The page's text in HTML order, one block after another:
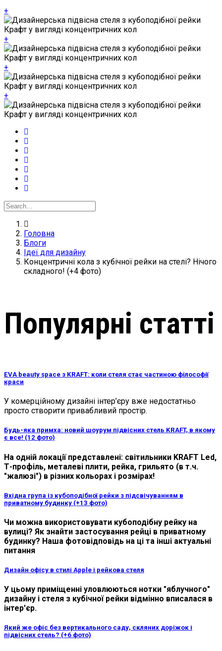
+
+
+
+
Головна
Блоги
Ідеї для дизайну
Концентричні кола з кубічної рейки на стелі? Нічого
складного! (+4 фото)
Популярні статті
EVA beauty space з KRAFT: коли стеля стає частиною філософії
краси
У комерційному дизайні інтер’єру вже недостатньо
просто створити привабливий простір.
Будь-яка примха: новий шоурум підвісних стель KRAFT, в якому
є все! (12 фото)
На одній локації представлені: світильники KRAFT Led,
Т-профіль, металеві плити, рейка, грильято (в т.ч.
"жалюзі") в різних кольорах і розмірах!
Вхідна група із кубоподібної рейки з підсвічуванням в
приватному будинку (+13 фото)
Чи можна використовувати кубоподібну рейку на
вулиці? Як знайти застосування рейці в приватному
будинку? Наша фотовідповідь на ці та інші актуальні
питання
Дизайн офісу в стилі Apple і рейкова стеля
У цьому приміщенні уловлюються нотки "яблучного"
дизайну і стеля з кубічної рейки відмінно вписалася в
інтер'єр.
Який же офіс без вертикального саду, скляних доріжок і
підвісних стель? (+6 фото)